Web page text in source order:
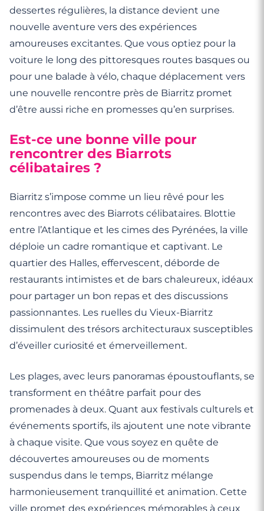
dessertes régulières, la distance devient une
nouvelle aventure vers des expériences
amoureuses excitantes. Que vous optiez pour la
voiture le long des pittoresques routes basques ou
pour une balade à vélo, chaque déplacement vers
une nouvelle rencontre près de Biarritz promet
d’être aussi riche en promesses qu’en surprises.
Est-ce une bonne ville pour
rencontrer des Biarrots
célibataires ?
Biarritz s’impose comme un lieu rêvé pour les
rencontres avec des Biarrots célibataires. Blottie
entre l’Atlantique et les cimes des Pyrénées, la ville
déploie un cadre romantique et captivant. Le
quartier des Halles, effervescent, déborde de
restaurants intimistes et de bars chaleureux, idéaux
pour partager un bon repas et des discussions
passionnantes. Les ruelles du Vieux-Biarritz
dissimulent des trésors architecturaux susceptibles
d’éveiller curiosité et émerveillement.
Les plages, avec leurs panoramas époustouflants, se
transforment en théâtre parfait pour des
promenades à deux. Quant aux festivals culturels et
événements sportifs, ils ajoutent une note vibrante
à chaque visite. Que vous soyez en quête de
découvertes amoureuses ou de moments
suspendus dans le temps, Biarritz mélange
harmonieusement tranquillité et animation. Cette
ville promet des expériences mémorables à ceux